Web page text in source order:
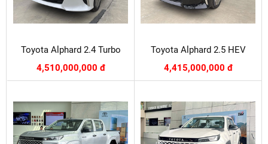
Toyota Alphard 2.4 Turbo
4,510,000,000 đ
Toyota Alphard 2.5 HEV
4,415,000,000 đ